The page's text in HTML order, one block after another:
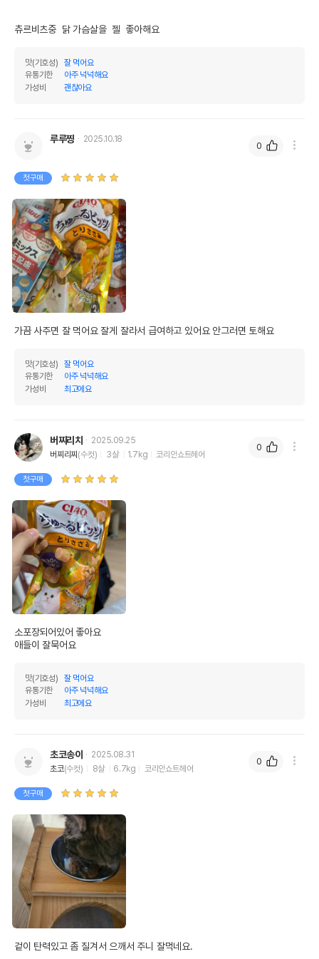
영양정보
조단백질
조지방
조섬유질
조회분 3.5% 12.73%
수분 72.5%
탄수화물
기타성분
상세 정보
원료구성
가공전분(옥수수전분, 감자전분),식물성유지(해
바라기유),올리고당,비타민E,닭지방,가다랑어,난
백분말,한천,아미노산제합제,닭가슴살,효모추출
소포장 단위
* 브랜드사에서 제공한 정보로 모든 책임은 브랜드사에 있습니다.
* 해당 정보는 브랜드사 사정에 의해 일부 변경될 수 있습니다.
품명 및 모델명
법에 의한 인증,허가 등을
받았음을 확인할수 있는
경우 그에 대한 사항
제조국 또는 원산지
제조자,수입품의 경우
수입자를 함께 표기
INABA//이나바식품 코리아(주)
츄르비츠중  닭 가슴살을  젤  좋아해요
맛(기호성)
잘 먹어요
유통기한
아주 넉넉해요
가성비
괜찮아요
루루찡 2025.10.18
첫구매
가끔 사주면 잘 먹어요 잘게 잘라서 급여하고 있어요 안그러면 토해요
맛(기호성)
잘 먹어요
유통기한
아주 넉넉해요
가성비
최고에요
0
버찌리치
2025.09.25
버찌리찌(수컷) 3살 1.7kg 코리안쇼트헤어
첫구매
소포장되어있어 좋아요
애들이 잘묵어요
맛(기호성)
잘 먹어요
유통기한
아주 넉넉해요
가성비
최고에요
0
초코송이
2025.08.31
초코(수컷) 8살 6.7kg 코리안쇼트헤어
첫구매
겉이 탄력있고 좀 질겨서 으깨서 주니 잘먹네요.
0